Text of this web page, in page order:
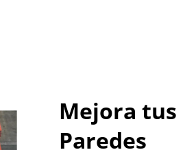
Mejora tus
Paredes